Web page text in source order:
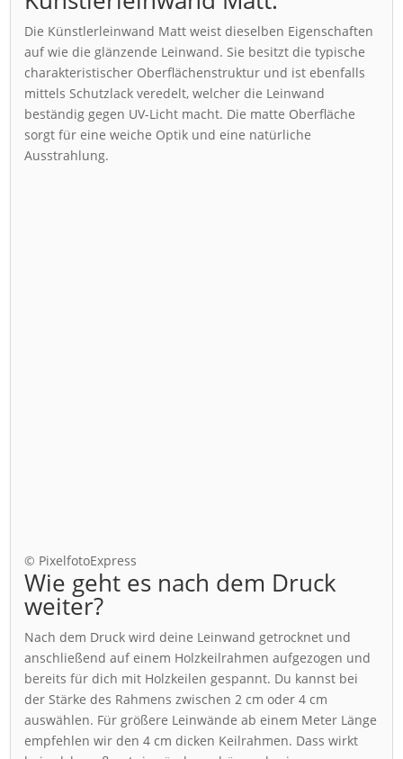
Die Künstlerleinwand Matt weist dieselben Eigenschaften
auf wie die glänzende Leinwand. Sie besitzt die typische
charakteristischer Oberflächenstruktur und ist ebenfalls
mittels Schutzlack veredelt, welcher die Leinwand
beständig gegen UV-Licht macht. Die matte Oberfläche
sorgt für eine weiche Optik und eine natürliche
Ausstrahlung.
© PixelfotoExpress
Wie geht es nach dem Druck
weiter?
Nach dem Druck wird deine Leinwand getrocknet und
anschließend auf einem Holzkeilrahmen aufgezogen und
bereits für dich mit Holzkeilen gespannt. Du kannst bei
der Stärke des Rahmens zwischen 2 cm oder 4 cm
auswählen. Für größere Leinwände ab einem Meter Länge
empfehlen wir den 4 cm dicken Keilrahmen. Dass wirkt